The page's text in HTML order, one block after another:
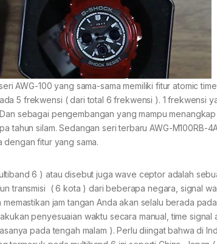
AWG-100 yang sama-sama memiliki fitur atomic
5 frekwensi ( dari total 6 frekwensi ). 1 frekwensi
sebagai pengembangan yang mampu
tahun silam. Sedangan seri terbaru AWG-M100RB-
fitur yang sama.
6 ) atau disebut juga wave ceptor adalah
transmisi ( 6 kota ) dari beberapa negara, signal
jam tangan Anda akan selalu berada
penyesuaian waktu secara manual, time signal
pada tengah malam ). Perlu diingat bahwa di